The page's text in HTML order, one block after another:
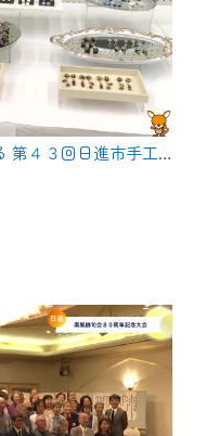
【日進】手作りの温かみ感じる 第４３回日進市手工芸連盟展